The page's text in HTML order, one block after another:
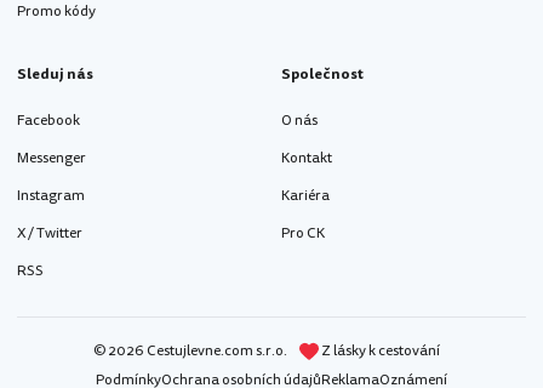
Promo kódy
Sleduj nás
Facebook
Messenger
Instagram
X / Twitter
RSS
Společnost
O nás
Kontakt
Kariéra
Pro CK
© 2026 Cestujlevne.com s.r.o.
Z lásky k cestování
PodmínkyOchrana osobních údajůReklamaOznámení